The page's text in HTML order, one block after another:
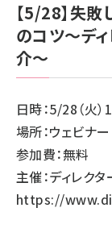
【5/28】失敗
のコツ〜デ
介〜
日時：5/28（火
場所：ウェビナー
参加費：無料
主催：ディレク
https://